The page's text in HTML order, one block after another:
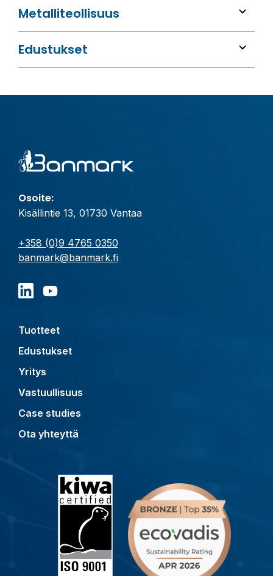
Metalli­teollisuus
Edustukset
Osoite:
Kisällintie 13, 01730 Vantaa
+358 (0)9 4765 0350
banmark@banmark.fi
Tuotteet
Edustukset
Yritys
Vastuullisuus
Case studies
Ota yhteyttä